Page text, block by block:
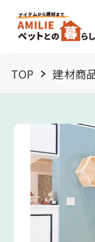
TOP 建材商